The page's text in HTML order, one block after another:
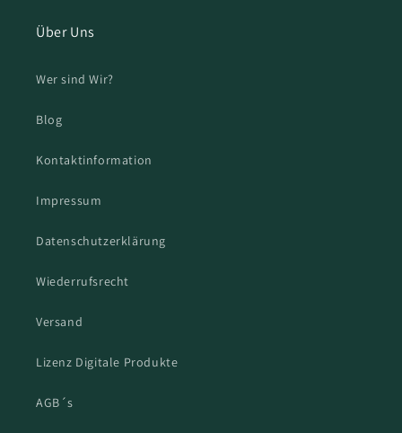
Über Uns
Wer sind Wir?
Blog
Kontaktinformation
Impressum
Datenschutzerklärung
Wiederrufsrecht
Versand
Lizenz Digitale Produkte
AGB´s